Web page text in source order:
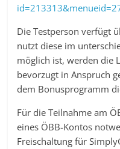
Die Testperson verfügt
nutzt diese im
möglich ist, werden die
bevorzugt in Anspruch
dem Bonusprogramm
Für die Teilnahme am
eines ÖBB-Kontos
Freischaltung für